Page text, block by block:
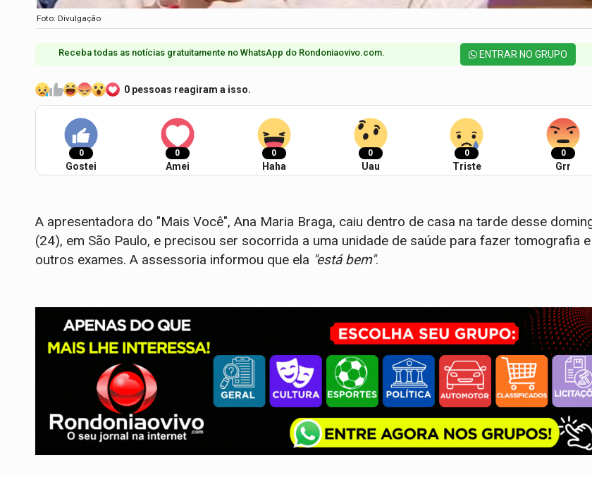
Foto: Divulgação
Receba todas as notícias gratuitamente no WhatsApp do Rondoniaovivo.com.​ ENTRAR NO GRUPO
0 pessoas reagiram a isso.
0
Gostei
0
Amei
0
Haha
0
Uau
0
Triste
0
Grr
A apresentadora do "Mais Você", Ana Maria Braga, caiu dentro de casa na tarde desse
(24), em São Paulo, e precisou ser socorrida a uma unidade de saúde para fazer tomografia e
outros exames. A assessoria informou que ela "está bem".